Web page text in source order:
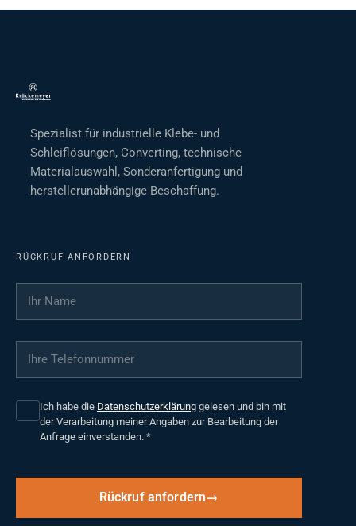
Spezialist für industrielle Klebe- und
Schleiflösungen, Converting, technische
Materialauswahl, Sonderanfertigung und
herstellerunabhängige Beschaffung.
RÜCKRUF ANFORDERN
Ihr Name
Ihre Telefonnummer
Ich habe die Datenschutzerklärung gelesen und bin mit
der Verarbeitung meiner Angaben zur Bearbeitung der
Anfrage einverstanden. *
Rückruf anfordern